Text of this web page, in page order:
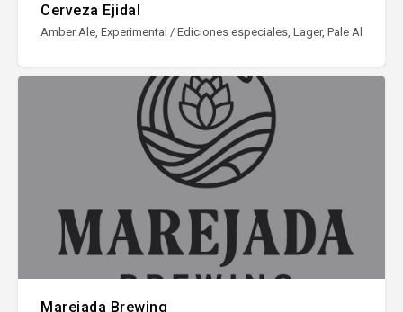
Cerveza Ejidal
Amber Ale, Experimental / Ediciones especiales, Lager, Pale Ale,
Marejada Brewing